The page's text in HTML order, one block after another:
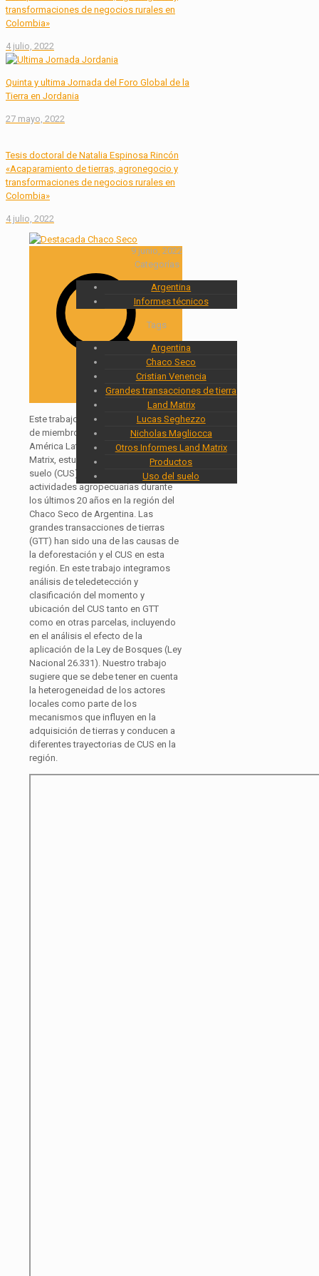
transformaciones de negocios rurales en
Colombia»
4 julio, 2022
Quinta y ultima Jornada del Foro Global de la
Tierra en Jordania
27 mayo, 2022
Tesis doctoral de Natalia Espinosa Rincón
«Acaparamiento de tierras, agronegocio y
transformaciones de negocios rurales en
Colombia»
4 julio, 2022
9 junio, 2022
Categorías
Argentina
Informes técnicos
Tags
Argentina
Chaco Seco
Cristian Venencia
Grandes transacciones de tierra
Land Matrix
Lucas Seghezzo
Nicholas Magliocca
Otros Informes Land Matrix
Productos
Uso del suelo
Este trabajo, realizado con el aporte
de miembros del Punto Focal
América Latina de la Iniciativa Land
Matrix, estudió el cambio de uso del
suelo (CUS) impulsado por las
actividades agropecuarias durante
los últimos 20 años en la región del
Chaco Seco de Argentina. Las
grandes transacciones de tierras
(GTT) han sido una de las causas de
la deforestación y el CUS en esta
región. En este trabajo integramos
análisis de teledetección y
clasificación del momento y
ubicación del CUS tanto en GTT
como en otras parcelas, incluyendo
en el análisis el efecto de la
aplicación de la Ley de Bosques (Ley
Nacional 26.331). Nuestro trabajo
sugiere que se debe tener en cuenta
la heterogeneidad de los actores
locales como parte de los
mecanismos que influyen en la
adquisición de tierras y conducen a
diferentes trayectorias de CUS en la
región.